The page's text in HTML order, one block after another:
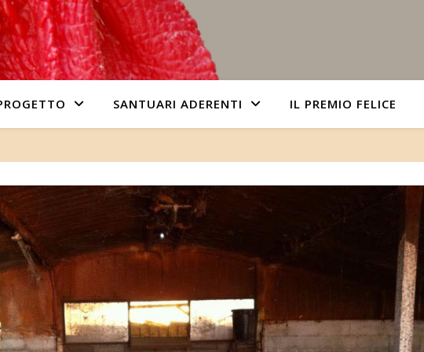
SANTUARI ADERENTI IL PREMIO FELICE